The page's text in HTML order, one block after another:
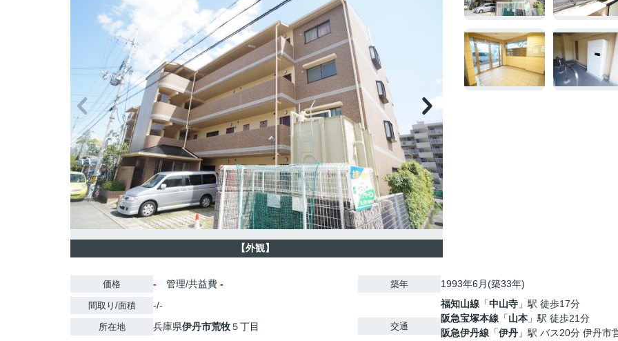
【外観】
価格 - 管理/共益費 -
間取り/面積 -/-
所在地 兵庫県伊丹市荒牧５丁目
築年 1993年6月(築33年)
交通
福知山線 「中山寺 」駅 徒歩17分
阪急宝塚本線 「山本 」駅 徒歩21分
阪急伊丹線 「伊丹 」駅 バス20分 伊丹市